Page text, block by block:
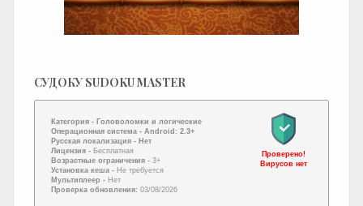
СУДОКУ SUDOKU MASTER
Категория - Головоломки и логические
Операционная система - Android: 2.3+
Русская локализация - Нет
Лицензия - Бесплатная
Возрастные ограничения - 3+
Установка кеша - Не требуется
Мультиплеер - Нет
Проверка обновления: 03/08/2026
Проверено!
Вирусов нет